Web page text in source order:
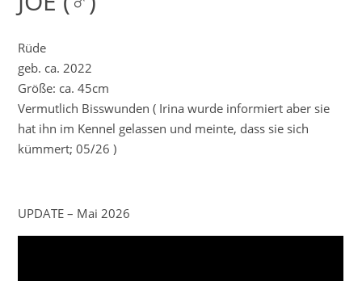
Rüde
geb. ca. 2022
Größe: ca. 45cm
Vermutlich Bisswunden ( Irina wurde informiert aber sie
hat ihn im Kennel gelassen und meinte, dass sie sich
kümmert; 05/26 )
UPDATE – Mai 2026